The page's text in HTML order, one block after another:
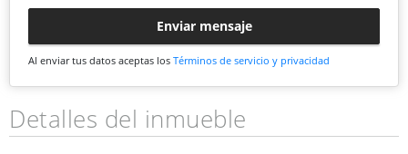
Enviar mensaje
Al enviar tus datos aceptas los Términos de servicio y privacidad
Detalles del inmueble